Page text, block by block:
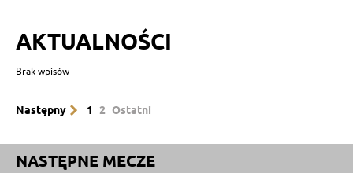
AKTUALNOŚCI
Brak wpisów
Następny 1 2 Ostatni
NASTĘPNE MECZE